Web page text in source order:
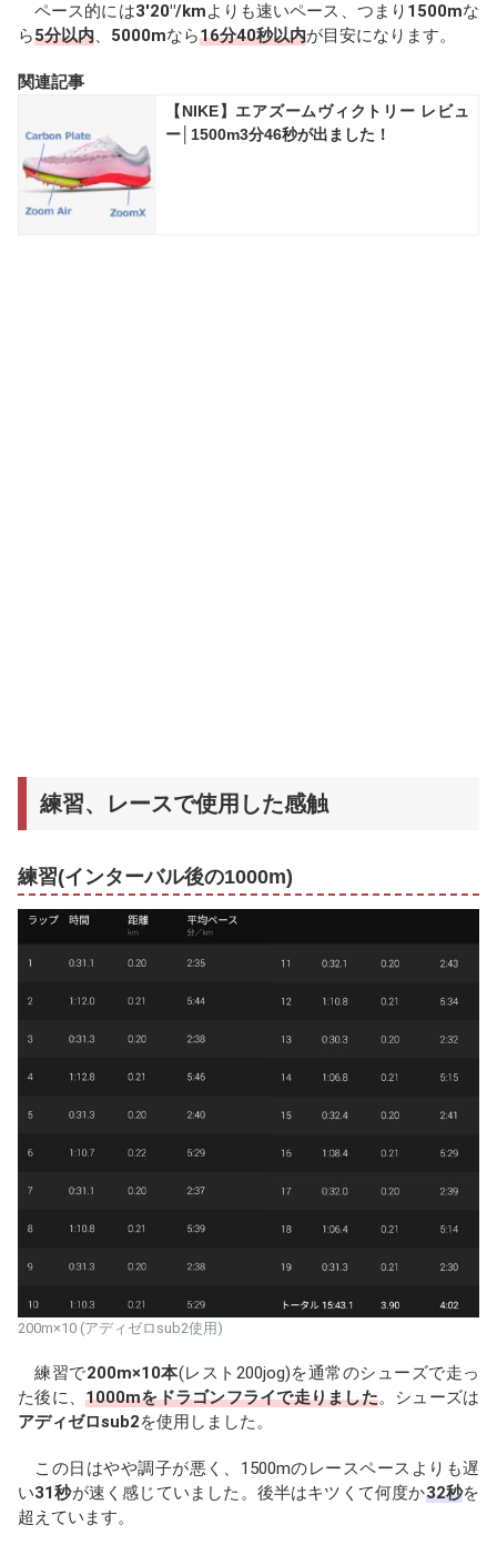
ペース的には3'20"/kmよりも速いペース、つまり 1500mな
ら5分以内、 5000mなら16分40秒以内が目安になります。
関連記事
【NIKE】エアズームヴィクトリー レビュ
ー│1500m3分46秒が出ました！
練習、レースで使用した感触
練習(インターバル後の1000m)
200m×10 (アディゼロsub2使用)
練習で200m×10本(レスト200jog)を通常のシューズで走っ
た後に、 1000mをドラゴンフライで走りました。シューズは
アディゼロsub2を使用しました。
この日はやや調子が悪く、1500mのレースペースよりも遅
い31秒が速く感じていました。後半はキツくて何度か32秒を
超えています。